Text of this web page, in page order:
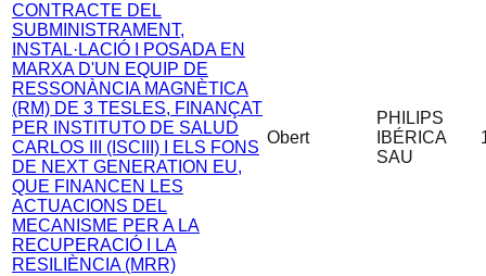
CONTRACTE DEL
SUBMINISTRAMENT,
INSTAL·LACIÓ I POSADA EN
MARXA D'UN EQUIP DE
RESSONÀNCIA MAGNÈTICA
(RM) DE 3 TESLES, FINANÇAT
PER INSTITUTO DE SALUD
CARLOS III (ISCIII) I ELS FONS
DE NEXT GENERATION EU,
QUE FINANCEN LES
ACTUACIONS DEL
MECANISME PER A LA
RECUPERACIÓ I LA
RESILIÈNCIA (MRR)
Obert
PHILIPS
IBÉRICA
SAU